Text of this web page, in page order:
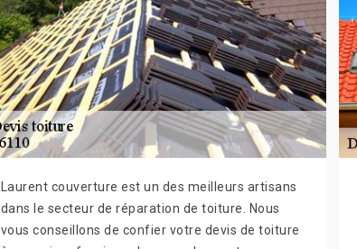
Laurent couverture est un des meilleurs artisans
dans le secteur de réparation de toiture. Nous
vous conseillons de confier votre devis de toiture